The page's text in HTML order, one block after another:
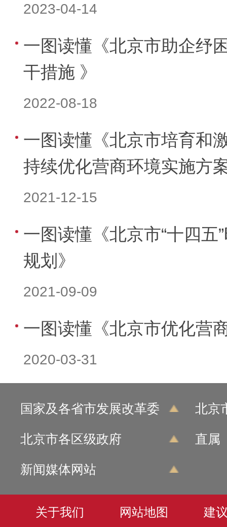
2023-04-14
一图读懂《北京市助企纾
干措施 》
2022-08-18
一图读懂《北京市培育和
持续优化营商环境实施方
2021-12-15
一图读懂《北京市“十四五
规划》
2021-09-09
一图读懂《北京市优化营
2020-03-31
国家及各省市发展改革委 北京
北京市各区级政府 直属
新闻媒体网站
关于我们 网站地图 建